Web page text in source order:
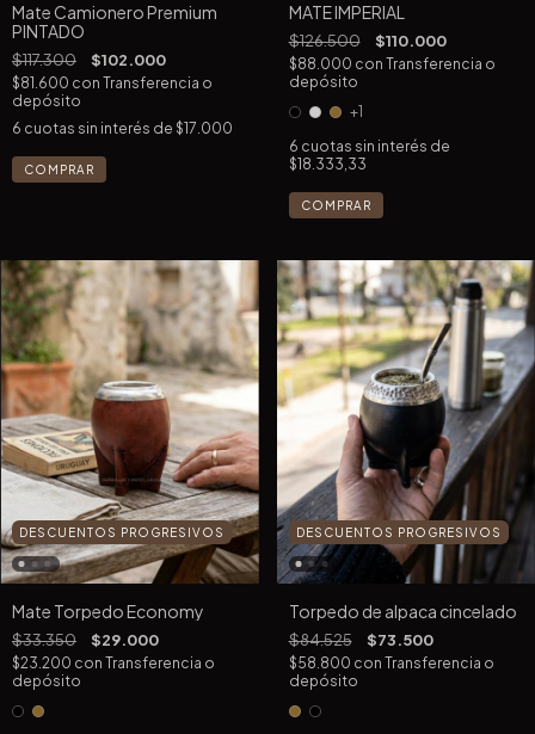
Mate Camionero Premium
PINTADO
$117.300 $102.000
$81.600 con Transferencia o
depósito
6 cuotas sin interés de $17.000
COMPRAR
MATE IMPERIAL
$126.500 $110.000
$88.000 con Transferencia o
depósito
+1
6 cuotas sin interés de
$18.333,33
COMPRAR
DESCUENTOS PROGRESIVOS
Mate Torpedo Economy
$33.350 $29.000
$23.200 con Transferencia o
depósito
DESCUENTOS PROGRESIVOS
Torpedo de alpaca cincelado
$84.525 $73.500
$58.800 con Transferencia o
depósito